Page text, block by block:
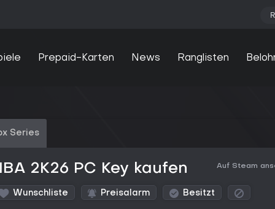
Prepaid-Karten News Ranglisten
Series
2K26 PC Key kaufen Auf Steam
Wunschliste Preisalarm Besitzt